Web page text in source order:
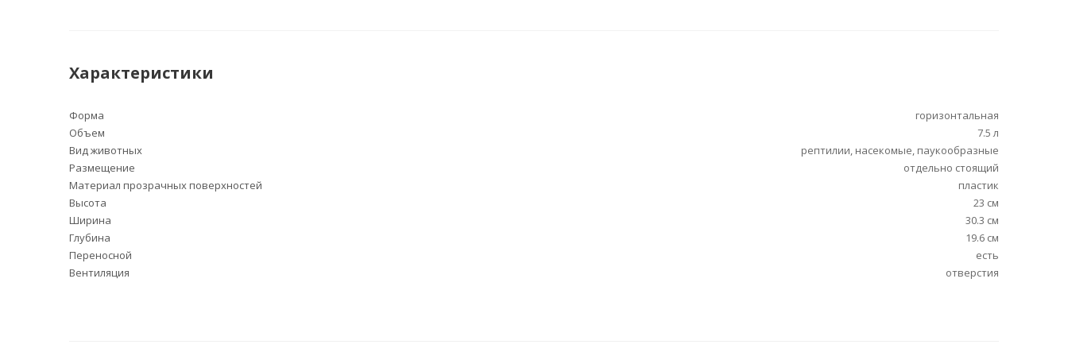
Характеристики
Форма
горизонтальная
Объем
7.5 л
Вид животных
рептилии, насекомые, паукообразные
Размещение
отдельно стоящий
Материал прозрачных поверхностей
пластик
Высота
23 см
Ширина
30.3 см
Глубина
19.6 см
Переносной
есть
Вентиляция
отверстия